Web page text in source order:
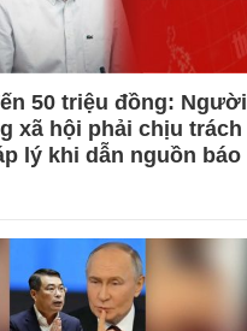
50 triệu đồng: Người
xã hội phải chịu trách
lý khi dẫn nguồn báo